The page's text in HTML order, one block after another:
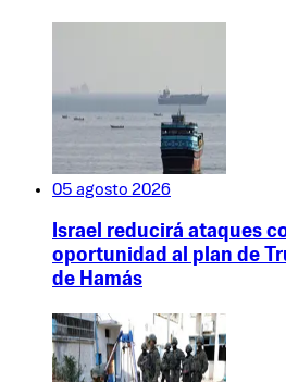
05 agosto 2026
Israel reducirá ataques
oportunidad al plan de
de Hamás